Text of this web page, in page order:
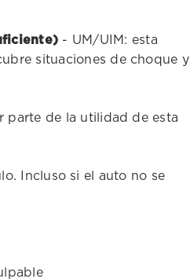
- UM/UIM: esta
situaciones de choque y
parte de la utilidad de esta
Incluso si el auto no se